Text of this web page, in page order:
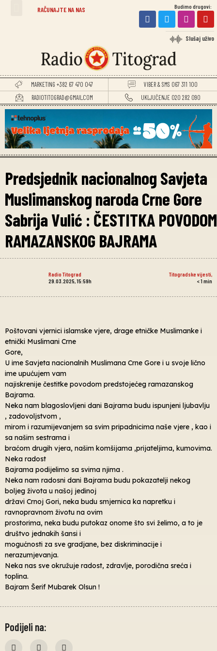
RAČUNAJTE NA NAS Budimo drugovi:
Slušaj uživo
MARKETING +382 67 470 047
VIBER & SMS 067 311 100
RADIOTITOGRAD@GMAIL.COM
UKLJUČENJE 020 282 090
Predsjednik nacionalnog Savjeta
Muslimanskog naroda Crne Gore
Sabrija Vulić : ČESTITKA POVODOM
RAMAZANSKOG BAJRAMA
Radio Titograd Titogradske vijesti
29.03.2025, 15:59h
< 1 min
Poštovani vjernici islamske vjere, drage etničke Muslimanke i
etnički Muslimani Crne
Gore,
U ime Savjeta nacionalnih Muslimana Crne Gore i u svoje lično
ime upućujem vam
najiskrenije čestitke povodom predstojećeg ramazanskog
Bajrama.
Neka nam blagoslovljeni dani Bajrama budu ispunjeni ljubavlju
, zadovoljstvom ,
mirom i razumijevanjem sa svim pripadnicima naše vjere , kao i
sa našim sestrama i
braćom drugih vjera, našim komšijama ,prijateljima, kumovima.
Neka radost
Bajrama podijelimo sa svima njima .
Neka nam radosni dani Bajrama budu pokazatelji nekog
boljeg života u našoj jedinoj
državi Crnoj Gori, neka budu smjernica ka napretku i
ravnopravnom životu na ovim
prostorima, neka budu putokaz onome što svi želimo, a to je
društvo jednakih šansi i
mogućnosti za sve gradjane, bez diskriminacije i
nerazumjevanja.
Neka nas sve okružuje radost, zdravlje, porodična sreća i
toplina.
Bajram Šerif Mubarek Olsun !
Podijeli na: